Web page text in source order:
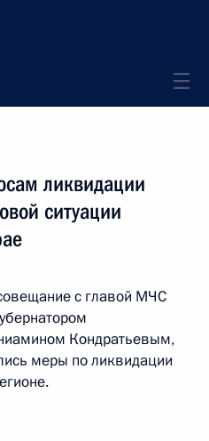
ликвидации
ситуации
с главой МЧС
Кондратьевым,
меры по ликвидации